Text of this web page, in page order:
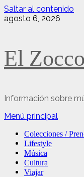
Saltar al contenido
agosto 6, 2026
El Zocco
Información sobre
Menú principal
Colecciones /
Lifestyle
Música
Cultura
Viajar